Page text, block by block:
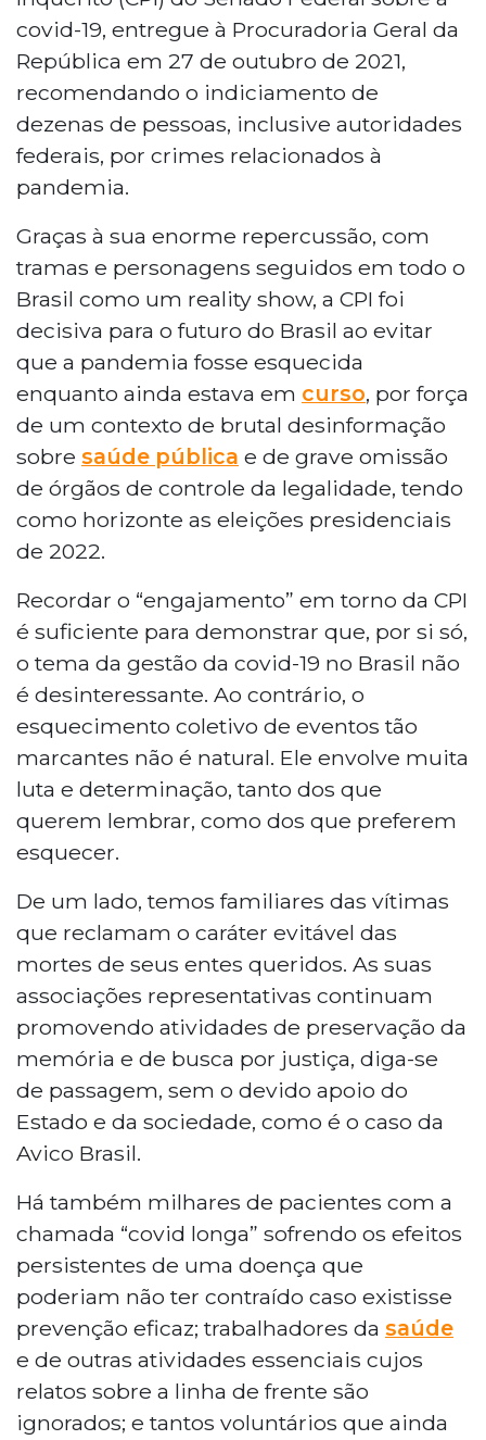
covid-19, entregue à Procuradoria Geral da
República em 27 de outubro de 2021,
recomendando o indiciamento de
dezenas de pessoas, inclusive autoridades
federais, por crimes relacionados à
pandemia.
Graças à sua enorme repercussão, com
tramas e personagens seguidos em todo o
Brasil como um reality show, a CPI foi
decisiva para o futuro do Brasil ao evitar
que a pandemia fosse esquecida
enquanto ainda estava em curso, por força
de um contexto de brutal desinformação
sobre saúde pública e de grave omissão
de órgãos de controle da legalidade, tendo
como horizonte as eleições presidenciais
de 2022.
Recordar o “engajamento” em torno da CPI
é suficiente para demonstrar que, por si só,
o tema da gestão da covid-19 no Brasil não
é desinteressante. Ao contrário, o
esquecimento coletivo de eventos tão
marcantes não é natural. Ele envolve muita
luta e determinação, tanto dos que
querem lembrar, como dos que preferem
esquecer.
De um lado, temos familiares das vítimas
que reclamam o caráter evitável das
mortes de seus entes queridos. As suas
associações representativas continuam
promovendo atividades de preservação da
memória e de busca por justiça, diga-se
de passagem, sem o devido apoio do
Estado e da sociedade, como é o caso da
Avico Brasil.
Há também milhares de pacientes com a
chamada “covid longa” sofrendo os efeitos
persistentes de uma doença que
poderiam não ter contraído caso existisse
prevenção eficaz; trabalhadores da saúde
e de outras atividades essenciais cujos
relatos sobre a linha de frente são
ignorados; e tantos voluntários que ainda